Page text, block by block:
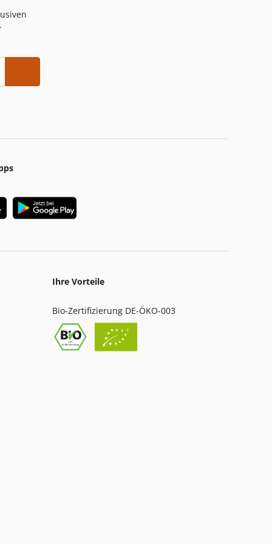
Ihre Vorteile
Bio-Zertifizierung DE-ÖKO-003